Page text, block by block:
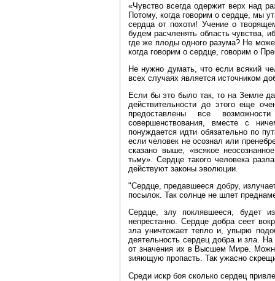
«Чувство всегда одержит верх над
Потому, когда говорим о сердце, мы
сердца от похоти! Учение о
будем расчленять область чувства,
где же плоды одного разума? Не
когда говорим о сердце, говорим о
Не нужно думать, что если всякий
всех случаях является источником
Если бы это было так, то на Земле
действительности до этого еще
предоставлены все
совершенствования, вместе с
понуждается идти обязательно по
если человек не осознал или
сказано выше, «всякое
тьму». Сердце такого человека
действуют законы эволюции.
"Сердце, предавшееся добру,
посылок. Так солнце не шлет
Сердце, злу поклявшееся, будет
непрестанно. Сердце добра сеет
зла уничтожает тепло и, упырю
деятельность сердец добра и зла.
от значения их в Высшем Мире.
зияющую пропасть. Так ужасно
Среди искр боя сколько сердец